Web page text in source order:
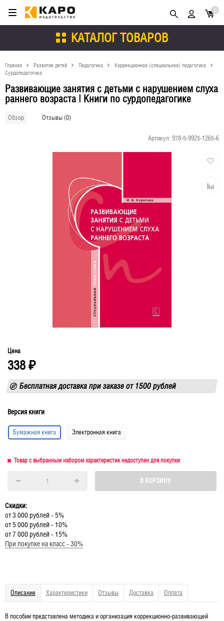
КАТАЛОГ ТОВАРОВ
0
Главная Развитие детей Педагогика
Коррекционная (специальная) педагогика
Сурдопедагогика
Развивающие занятия с детьми с нарушением слуха
раннего возраста | Книги по сурдопедагогике
Обзор Отзывы (0)
Артикул: 978-5-9925-1265-6
Цена
338 ₽
Бесплатная доставка при заказе от 1500 рублей
Версия книги
Бумажная книга Электронная книга
Товар с выбранным набором характеристик недоступен для покупки
В КОРЗИНУ
Скидки:
от 3 000 рублей - 5%
от 5 000 рублей - 10%
от 7 000 рублей - 15%
При покупке на класс - 30%
Описание Характеристики Отзывы Доставка Оплата
В пособии представлена методика и организация коррекционно-раз­вивающей